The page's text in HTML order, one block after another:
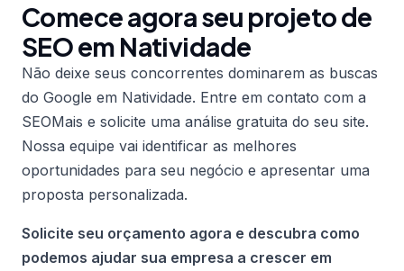
Comece agora seu projeto de
SEO em Natividade
Não deixe seus concorrentes dominarem as buscas
do Google em Natividade. Entre em contato com a
SEOMais e solicite uma análise gratuita do seu site.
Nossa equipe vai identificar as melhores
oportunidades para seu negócio e apresentar uma
proposta personalizada.
Solicite seu orçamento agora e descubra como
podemos ajudar sua empresa a crescer em